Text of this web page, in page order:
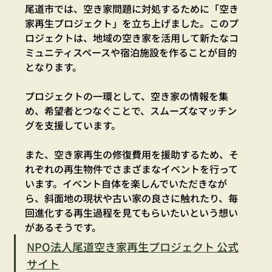
尾道市では、空き家問題に対処するために「空き
家再生プロジェクト」を立ち上げました。このプ
ロジェクトは、地域の空き家を活用して新たなコ
ミュニティスペースや宿泊施設を作ることが目的
となります。
プロジェクトの一環として、空き家の情報を集
め、希望者とつなぐことで、スムーズなマッチン
グを支援しています。
また、空き家再生の修復費用を援助するため、そ
れぞれの再生物件でさまざまなイベントを行って
います。イベント自体を楽しんでいただきなが
ら、斜面地の現状や古い家の良さに触れたり、毎
回進化する再生過程を見てもらいたいという想い
があるそうです。
NPO法人尾道空き家再生プロジェクト 公式
サイト